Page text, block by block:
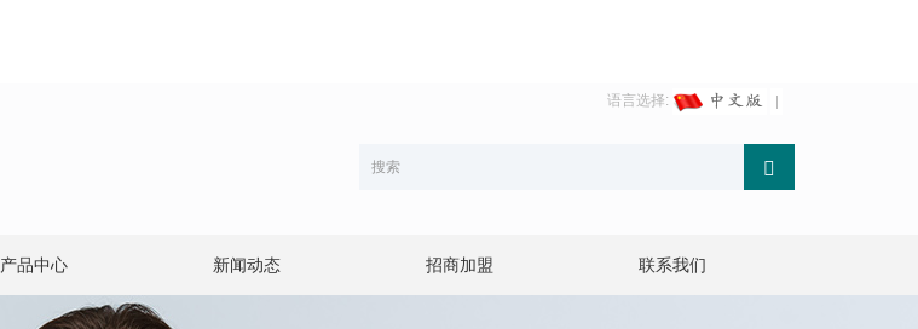
语言选择:
产品中心 新闻动态 招商加盟 联系我们